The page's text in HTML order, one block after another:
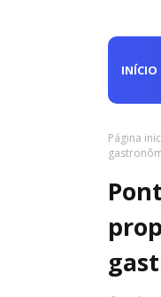
INÍCIO
Página